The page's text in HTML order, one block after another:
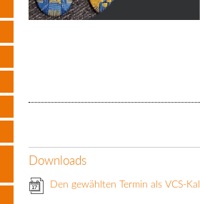
Downloads
Den gewählten Termin als VCS-